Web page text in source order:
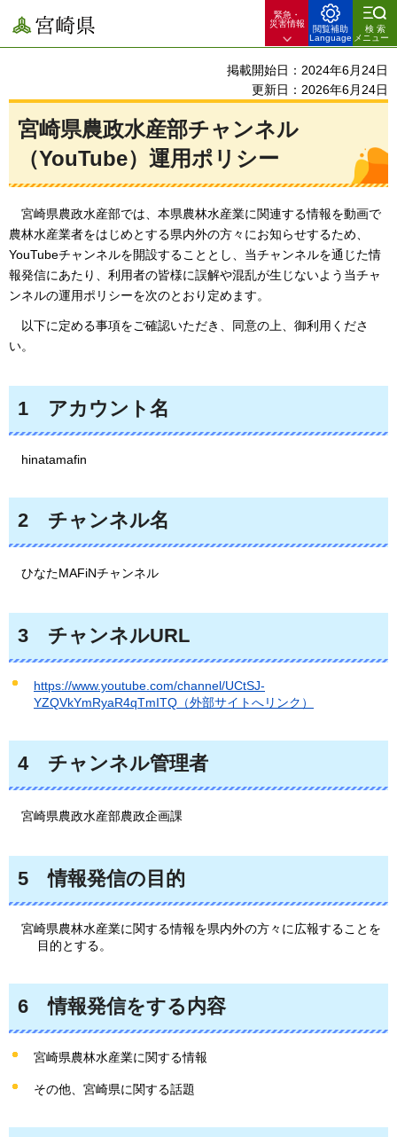
宮崎県
緊急・
災害情報
閲覧補助
Language
検索
メニュー
掲載開始日：2024年6月24日
更新日：2026年6月24日
宮崎県農政水産部チャンネル
（YouTube）運用ポリシー
宮崎県農政水産部では、本県農林水産業に関連する情報を動画で
農林水産業者をはじめとする県内外の方々にお知らせするため、
YouTubeチャンネルを開設することとし、当チャンネルを通じた情
報発信にあたり、利用者の皆様に誤解や混乱が生じないよう当チャ
ンネルの運用ポリシーを次のとおり定めます。
以下に定める事項をご確認いただき、同意の上、御利用くださ
い。
1 アカ ウント名
hinatamafin
2 チャンネル名
ひなたMAFiNチャンネル
3 チャ ンネルURL
https://www.youtube.com/channel/UCtSJ-
YZQVkYmRyaR4qTmITQ（外部サイトへリンク）
4 チャンネル管理者
宮崎県農政水産部農政企画課
5 情報発信の目的
宮崎県農林水産業に関する情報を県内外の方々に広報することを
目的とする。
6 情報発信をする内容
宮崎県農林水産業に関する情報
その他、宮崎県に関する話題